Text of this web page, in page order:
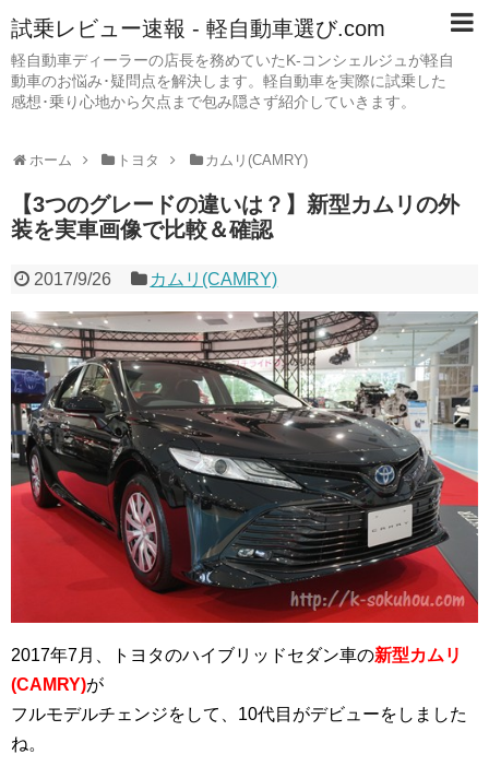
試乗レビュー速報 - 軽自動車選び.com
軽自動車ディーラーの店長を務めていたK-コンシェルジュが軽自
動車のお悩み･疑問点を解決します。軽自動車を実際に試乗した
感想･乗り心地から欠点まで包み隠さず紹介していきます。
ホーム トヨタ カムリ(CAMRY)
【3つのグレードの違いは？】新型カムリの外
装を実車画像で比較＆確認
2017/9/26 カムリ(CAMRY)
2017年7月、トヨタのハイブリッドセダン車の新型カムリ
(CAMRY)が
フルモデルチェンジをして、10代目がデビューをしました
ね。